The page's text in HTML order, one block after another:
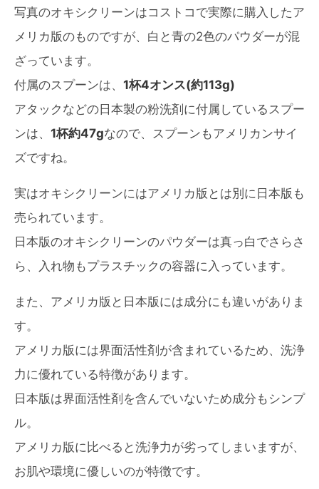
写真のオキシクリーンはコストコで実際に購入したア
メリカ版のものですが、白と青の2色のパウダーが混
ざっています。
付属のスプーンは、 1杯4オンス(約113g)
アタックなどの日本製の粉洗剤に付属しているスプー
ンは、 1杯約47gなので、スプーンもアメリカンサイ
ズですね。
実はオキシクリーンにはアメリカ版とは別に日本版も
売られています。
日本版のオキシクリーンのパウダーは真っ白でさらさ
ら、入れ物もプラスチックの容器に入っています。
また、アメリカ版と日本版には成分にも違いがありま
す。
アメリカ版には界面活性剤が含まれているため、洗浄
力に優れている特徴があります。
日本版は界面活性剤を含んでいないため成分もシンプ
ル。
アメリカ版に比べると洗浄力が劣ってしまいますが、
お肌や環境に優しいのが特徴です。